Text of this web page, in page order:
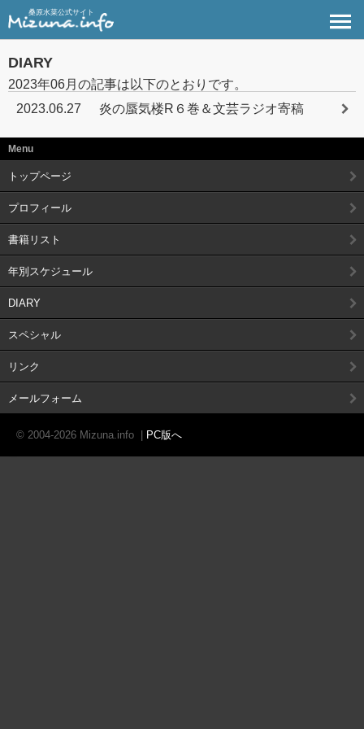
桑原水菜公式サイト
DIARY
2023年06月の記事は以下のとおりです。
2023.06.27
炎の蜃気楼R６巻＆文芸ラジオ寄稿
Menu
トップページ
プロフィール
書籍リスト
年別スケジュール
DIARY
スペシャル
リンク
メールフォーム
© 2004-2026 Mizuna.info PC版へ